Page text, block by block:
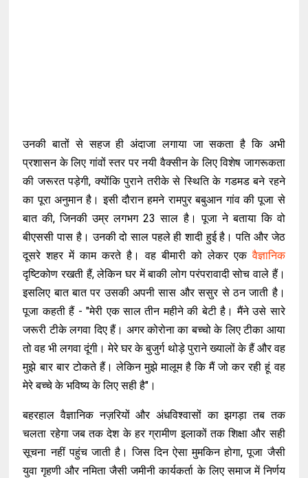
उनकी बातों से सहज ही अंदाजा लगाया जा सकता है कि अभी
प्रशासन के लिए गांवों स्तर पर नयी वैक्सीन के लिए विशेष जागरूकता
की जरूरत पड़ेगी, क्योंकि पुराने तरीके से स्थिति के गडमड बने रहने
का पूरा अनुमान है। इसी दौरान हमने रामपुर बबुआन गांव की पूजा से
बात की, जिनकी उम्र लगभग 23 साल है। पूजा ने बताया कि वो
बीएससी पास है। उनकी दो साल पहले ही शादी हुई है। पति और जेठ
दूसरे शहर में काम करते है। वह बीमारी को लेकर एकवैज्ञानिक
दृष्टिकोण रखती हैं, लेकिन घर में बाकी लोग परंपरावादी सोच वाले हैं।
इसलिए बात बात पर उसकी अपनी सास और ससुर से ठन जाती है।
पूजा कहती हैं - "मेरी एक साल तीन महीने की बेटी है। मैंने उसे सारे
जरूरी टीके लगवा दिए हैं। अगर कोरोना का बच्चो के लिए टीका आया
तो वह भी लगवा दूंगी। मेरे घर के बुजुर्ग थोड़े पुराने ख्यालों के हैं और वह
मुझे बार बार टोकते हैं। लेकिन मुझे मालूम है कि मैं जो कर रही हूं वह
मेरे बच्चे के भविष्य के लिए सही है"।
बहरहाल वैज्ञानिक नज़रियों और अंधविश्वासों का झगड़ा तब तक
चलता रहेगा जब तक देश के हर ग्रामीण इलाकों तक शिक्षा और सही
सूचना नहीं पहुंच जाती है। जिस दिन ऐसा मुमकिन होगा, पूजा जैसी
युवा गृहणी और नमिता जैसी जमीनी कार्यकर्ता के लिए समाज में निर्णय